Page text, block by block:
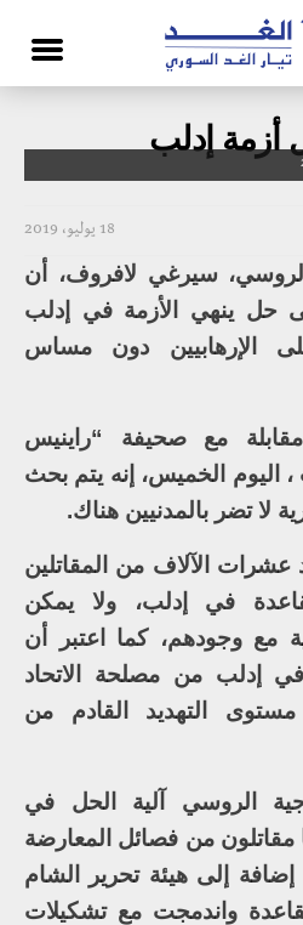
أزمة إدلب
18 يوليو، 2019
سيرغي لافروف، أن
حل ينهي الأزمة في إدلب
الإرهابيين دون مساس
مع صحيفة “راينيس
اليوم الخميس، إنه يتم بحث
لا تضر بالمدنيين هناك.
عشرات الآلاف من المقاتلين
في إدلب، ولا يمكن
مع وجودهم، كما اعتبر أن
إدلب من مصلحة الاتحاد
مستوى التهديد القادم من
الروسي آلية الحل في
مقاتلون من فصائل المعارضة
إلى هيئة تحرير الشام
واندمجت مع تشكيلات